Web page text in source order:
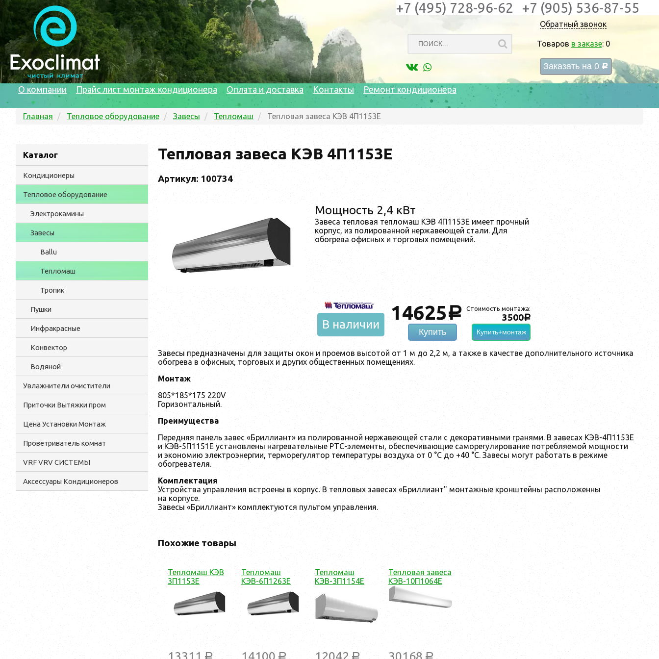
Обратный звонок
Товаров в заказе: 0
Заказать на 0 c
+7 (495) 728-96-62 +7 (905) 536-87-55
О компании Прайс лист монтаж кондиционера Оплата и доставка Контакты Ремонт кондиционера
Главная Тепловое оборудование Завесы Тепломаш Тепловая завеса КЭВ 4П1153Е
Каталог
Кондиционеры
Тепловое оборудование
Электрокамины
Завесы
Ballu
Тепломаш
Тропик
Пушки
Инфракрасные
Конвектор
Водяной
Увлажнители очистители
Приточки Вытяжки пром
Цена Установки Монтаж
Проветриватель комнат
VRF VRV СИСТЕМЫ
Аксессуары Кондиционеров
Тепловая завеса КЭВ 4П1153Е
Артикул: 100734
Мощность 2,4 кВт
Завеса тепловая тепломаш КЭВ 4П1153Е имеет прочный
корпус, из полированной нержавеющей стали. Для
обогрева офисных и торговых помещений.
Стоимость монтажа:
3500a
Купить+монтаж
14625a
Купить
В наличии
Завесы предназначены для защиты окон и проемов высотой от 1 м до 2,2 м, а также в качестве дополнительного источника
обогрева в офисных, торговых и других общественных помещениях.
Монтаж
805*185*175 220V
Горизонтальный.
Преимущества
Передняя панель завес «Бриллиант» из полированной нержавеющей стали с декоративными гранями. В завесах КЭВ-4П1153Е
и КЭВ-5П1151Е установлены нагревательные РТС-элементы, обеспечивающие саморегулирование потребляемой мощности
и экономию электроэнергии, терморегулятор температуры воздуха от 0 °С до +40 °С. Завесы могут работать в режиме
обогревателя.
Комплектация
Устройства управления встроены в корпус. В тепловых завесах «Бриллиант" монтажные кронштейны расположенны
на корпусе.
Завесы «Бриллиант» комплектуются пультом управления.
Похожие товары
Тепломаш КЭВ
3П1153Е
13311
Тепломаш
КЭВ-6П1263Е
14100
Тепломаш
КЭВ-3П1154Е
12042
Тепловая завеса
КЭВ-10П1064Е
30168